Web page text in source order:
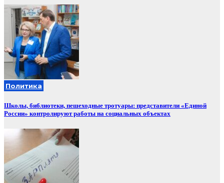
Политика
Школы, библиотеки, пешеходные тротуары: представители «Единой
России» контролируют работы на социальных объектах